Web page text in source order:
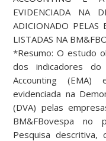
EVIDENCIADA NA
ADICIONADO PELAS
LISTADAS NA
*Resumo: O estudo
dos indicadores do
Accounting
evidenciada na
(DVA) pelas
BM&FBovespa
Pesquisa descritiva,